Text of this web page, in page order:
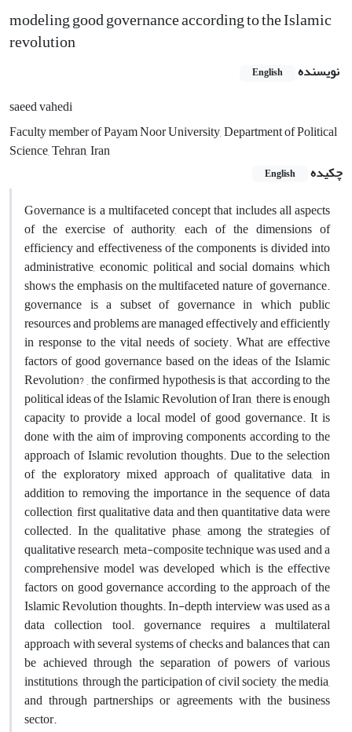
modeling good governance according to the Islamic
revolution
نویسنده English
saeed vahedi
Faculty member of Payam Noor University, Department of Political
Science, Tehran, Iran
چکیده
English
Governance is a multifaceted concept that includes all aspects
of the exercise of authority, each of the dimensions of
efficiency and effectiveness of the components is divided into
administrative, economic, political and social domains, which
shows the emphasis on the multifaceted nature of governance.
governance is a subset of governance in which public
resources and problems are managed effectively and efficiently
in response to the vital needs of society. What are effective
factors of good governance based on the ideas of the Islamic
Revolution? , the confirmed hypothesis is that, according to the
political ideas of the Islamic Revolution of Iran, there is enough
capacity to provide a local model of good governance. It is
done with the aim of improving components according to the
approach of Islamic revolution thoughts. Due to the selection
of the exploratory mixed approach of qualitative data, in
addition to removing the importance in the sequence of data
collection, first qualitative data and then quantitative data were
collected. In the qualitative phase, among the strategies of
qualitative research, meta-composite technique was used and a
comprehensive model was developed which is the effective
factors on good governance according to the approach of the
Islamic Revolution thoughts. In-depth interview was used as a
data collection tool. governance requires a multilateral
approach with several systems of checks and balances that can
be achieved through the separation of powers of various
institutions, through the participation of civil society, the media,
and through partnerships or agreements with the business
sector.